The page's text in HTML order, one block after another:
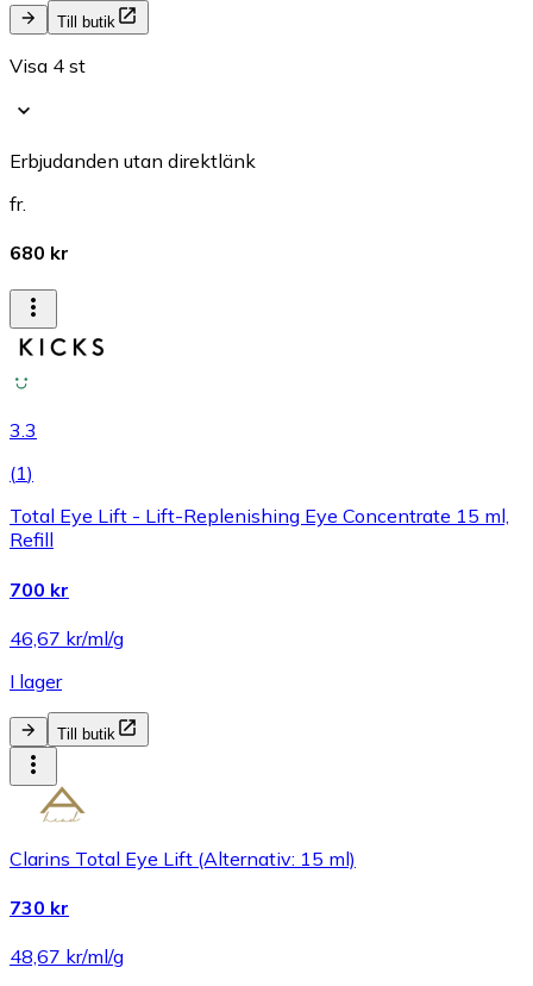
Till butik
Visa 4 st
Erbjudanden utan direktlänk
fr.
680 kr
3.3
(1)
Total Eye Lift - Lift-Replenishing Eye Concentrate 15 ml,
Refill
700 kr
46,67 kr/ml/g
I lager
Till butik
Clarins Total Eye Lift (Alternativ: 15 ml)
730 kr
48,67 kr/ml/g